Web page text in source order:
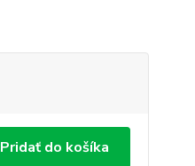
Pridať do košíka